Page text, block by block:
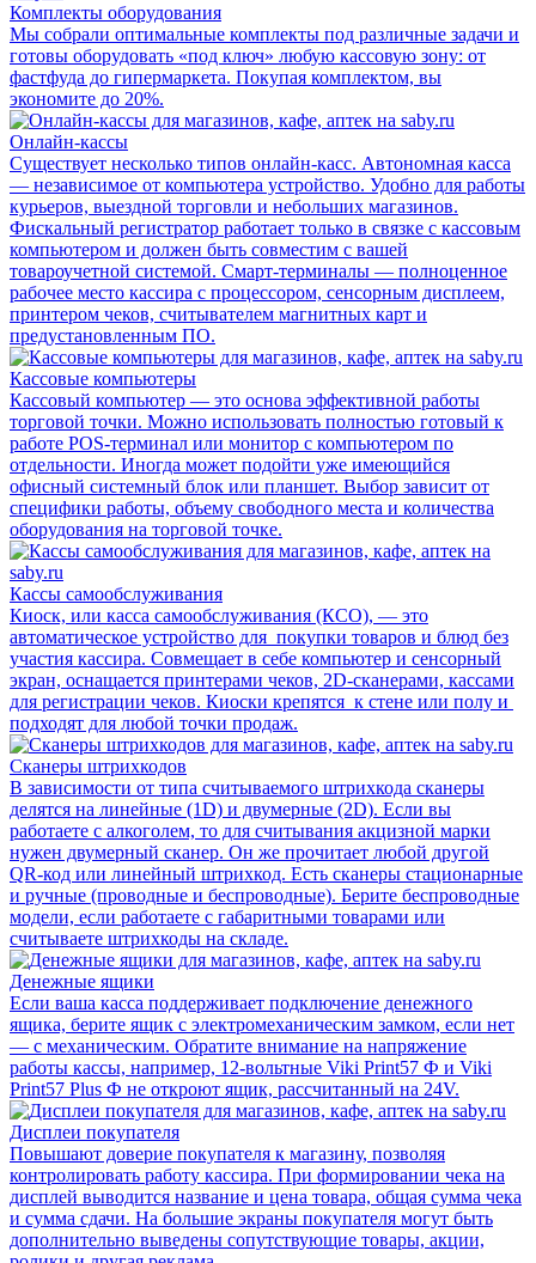
Комплекты оборудования
Мы собрали оптимальные комплекты под различные задачи и
готовы оборудовать «под ключ» любую кассовую зону: от
фастфуда до гипермаркета. Покупая комплектом, вы
экономите до 20%.
Онлайн-кассы
Существует несколько типов онлайн-касс. Автономная касса
— независимое от компьютера устройство. Удобно для работы
курьеров, выездной торговли и небольших магазинов.
Фискальный регистратор работает только в связке с кассовым
компьютером и должен быть совместим с вашей
товароучетной системой. Смарт-терминалы — полноценное
рабочее место кассира с процессором, сенсорным дисплеем,
принтером чеков, считывателем магнитных карт и
предустановленным ПО.
Кассовые компьютеры
Кассовый компьютер — это основа эффективной работы
торговой точки. Можно использовать полностью готовый к
работе POS-терминал или монитор с компьютером по
отдельности. Иногда может подойти уже имеющийся
офисный системный блок или планшет. Выбор зависит от
специфики работы, объему свободного места и количества
оборудования на торговой точке.
Кассы самообслуживания
Киоск, или касса самообслуживания (КСО), — это
автоматическое устройство для покупки товаров и блюд без
участия кассира. Совмещает в себе компьютер и сенсорный
экран, оснащается принтерами чеков, 2D-сканерами, кассами
для регистрации чеков. Киоски крепятся к стене или полу и
подходят для любой точки продаж.
Сканеры штрихкодов
В зависимости от типа считываемого штрихкода сканеры
делятся на линейные (1D) и двумерные (2D). Если вы
работаете с алкоголем, то для считывания акцизной марки
нужен двумерный сканер. Он же прочитает любой другой
QR-код или линейный штрихкод. Есть сканеры стационарные
и ручные (проводные и беспроводные). Берите беспроводные
модели, если работаете с габаритными товарами или
считываете штрихкоды на складе.
Денежные ящики
Если ваша касса поддерживает подключение денежного
ящика, берите ящик с электромеханическим замком, если нет
— с механическим. Обратите внимание на напряжение
работы кассы, например, 12-вольтные Viki Print57 Ф и Viki
Print57 Plus Ф не откроют ящик, рассчитанный на 24V.
Дисплеи покупателя
Повышают доверие покупателя к магазину, позволяя
контролировать работу кассира. При формировании чека на
дисплей выводится название и цена товара, общая сумма чека
и сумма сдачи. На большие экраны покупателя могут быть
дополнительно выведены сопутствующие товары, акции,